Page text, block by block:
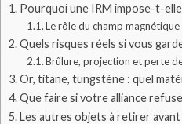
Pourquoi une IRM impose-t-
Le rôle du champ
Quels risques réels si vous
Brûlure, projection et perte
Or, titane, tungstène : quel
Que faire si votre alliance
Les autres objets à retirer avant